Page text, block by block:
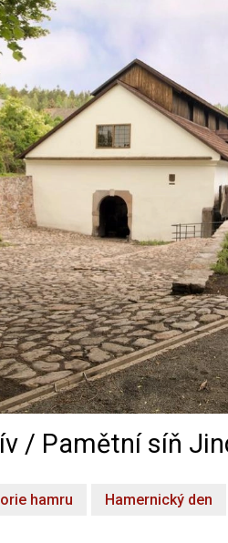
/ Pamětní síň
hamru Hamernický den